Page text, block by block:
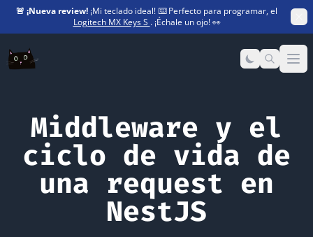
🚨 ¡Nueva review! ¡Mi teclado ideal! ⌨️ Perfecto para programar, el
Logitech MX Keys S . ¡Échale un ojo! 👀
Middleware y el
ciclo de vida de
una request en
NestJS